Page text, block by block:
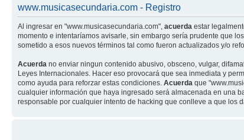
www.musicasecundaria.com - Registro
Al ingresar en "www.musicasecundaria.com", acuerda estar
momento e intentaríamos avisarle, sin embargo sería prudente que
sometido a esos nuevos términos tal como fueron actualizados y/o
Acuerda no enviar ningun contenido abusivo, obsceno, vulgar,
Leyes Internacionales. Hacer eso provocará que sea inmediata y
como ayuda para reforzar estas condiciones. Acuerda que
cualquier información que haya ingresado será almacenada en una
responsable por cualquier intento de hacking que conlleve a que los